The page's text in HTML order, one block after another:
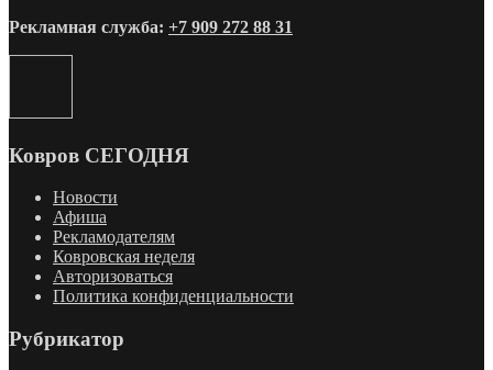
Рекламная служба: +7 909 272 88 31
Ковров СЕГОДНЯ
Новости
Афиша
Рекламодателям
Ковровская неделя
Авторизоваться
Политика конфиденциальности
Рубрикатор